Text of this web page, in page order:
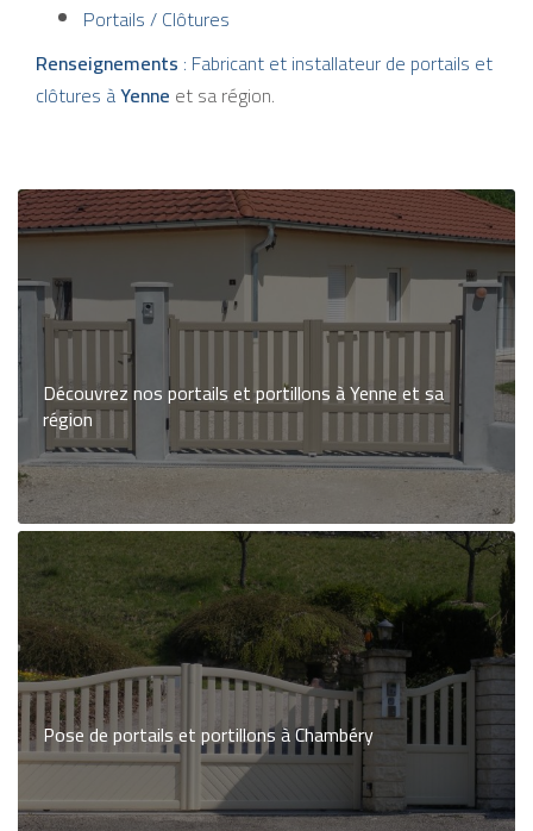
Portails / Clôtures
Renseignements : Fabricant et installateur de portails et
clôtures àYenne et sa région.
Découvrez nos portails et portillons à Yenne et sa
région
Pose de portails et portillons à Chambéry